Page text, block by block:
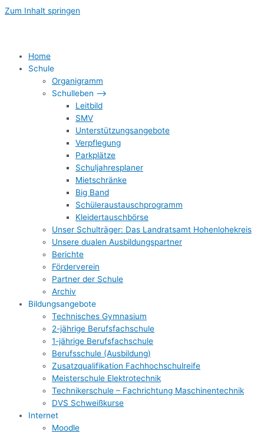
Zum Inhalt springen
Home
Schule
Organigramm
Schulleben –>
Leitbild
SMV
Unterstützungsangebote
Verpflegung
Parkplätze
Schuljahresplaner
Mietschränke
Big Band
Schüleraustauschprogramm
Kleidertauschbörse
Unser Schulträger: Das Landratsamt Hohenlohekreis
Unsere dualen Ausbildungspartner
Berichte
Förderverein
Partner der Schule
Archiv
Bildungsangebote
Technisches Gymnasium
2-jährige Berufsfachschule
1-jährige Berufsfachschule
Berufsschule (Ausbildung)
Zusatzqualifikation Fachhochschulreife
Meisterschule Elektrotechnik
Technikerschule – Fachrichtung Maschinentechnik
DVS Schweißkurse
Internet
Moodle